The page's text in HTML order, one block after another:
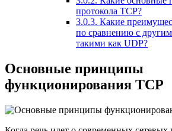
протокола TCP?
3.0.3. Какие
по сравнению с
такими как UDP?
Основные принципы
функционирования TCP